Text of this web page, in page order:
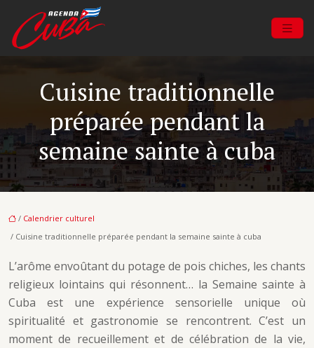
Cuisine traditionnelle
préparée pendant la
semaine sainte à cuba
/ Calendrier culturel
/ Cuisine traditionnelle préparée pendant la semaine sainte à cuba
L’arôme envoûtant du potage de pois chiches, les chants
religieux lointains qui résonnent… la Semaine sainte à
Cuba est une expérience sensorielle unique où
spiritualité et gastronomie se rencontrent. C’est un
moment de recueillement et de célébration de la vie,